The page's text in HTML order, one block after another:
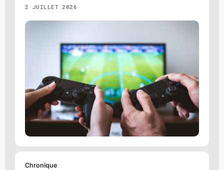
2 JUILLET 2026
Chronique